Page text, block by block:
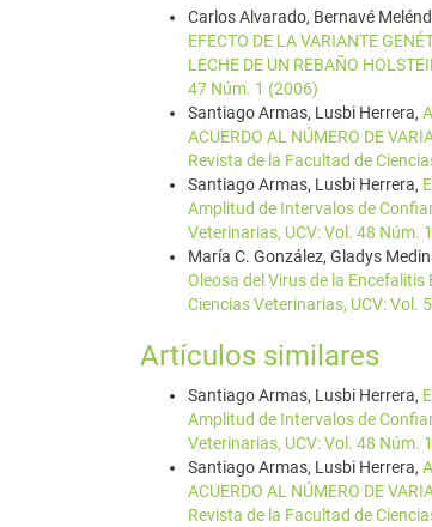
Carlos Alvarado, Bernavé
EFECTO DE LA VARIANTE
LECHE DE UN REBAÑO
47 Núm. 1 (2006)
Santiago Armas, Lusbi Herrera,
ACUERDO AL NÚMERO DE
Revista de la Facultad de
Santiago Armas, Lusbi Herrera,
Amplitud de Intervalos de
Veterinarias, UCV: Vol. 48 Núm.
María C. González, Gladys
Oleosa del Virus de la
Ciencias Veterinarias, UCV: Vol.
Artículos similares
Santiago Armas, Lusbi Herrera,
Amplitud de Intervalos de
Veterinarias, UCV: Vol. 48 Núm.
Santiago Armas, Lusbi Herrera,
ACUERDO AL NÚMERO DE
Revista de la Facultad de